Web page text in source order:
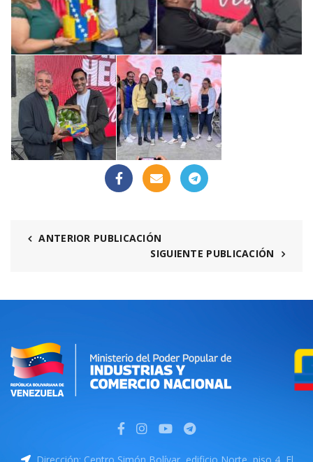
ANTERIOR PUBLICACIÓN
SIGUIENTE PUBLICACIÓN
Dirección: Centro Simón Bolívar, edificio Norte, piso 4, El